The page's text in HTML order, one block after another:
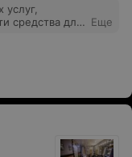
средства для
мастера
Еще